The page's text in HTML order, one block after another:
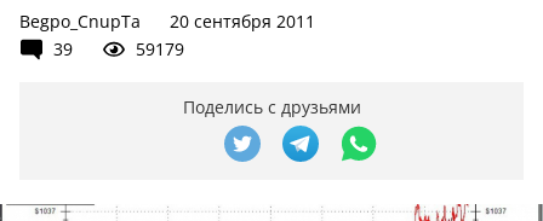
Begpo_CnupTa
20 сентября 2011
39
59179
Поделись с друзьями